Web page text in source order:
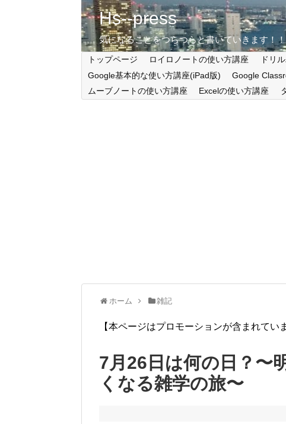
Hs--press
気になることをつらつらと書いていきます！！
トップページ ロイロノートの使い方講座 ドリ
Google基本的な使い方講座(iPad版)
Google
ムーブノートの使い方講座
Excelの使い方講座
ホーム 雑記
【本ページはプロモーションが含まれてい
7月26日は何の日？〜
くなる雑学の旅〜